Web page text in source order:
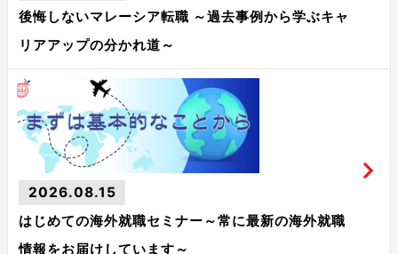
後悔しないマレーシア転職 ～過去事例から学ぶキャ
リアアップの分かれ道～
2026.08.15
はじめての海外就職セミナー～常に最新の海外就職
情報をお届けしています～